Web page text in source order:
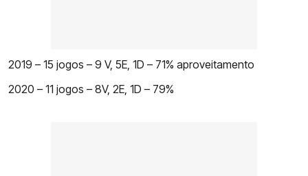
2019 – 15 jogos – 9 V, 5E, 1D – 71% aproveitamento
2020 – 11 jogos – 8V, 2E, 1D – 79%